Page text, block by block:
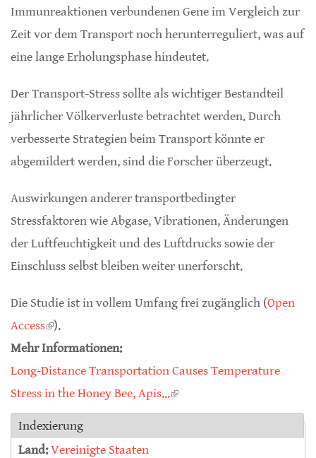
Immunreaktionen verbundenen Gene im Vergleich zur
Zeit vor dem Transport noch herunterreguliert, was auf
eine lange Erholungsphase hindeutet.
Der Transport-Stress sollte als wichtiger Bestandteil
jährlicher Völkerverluste betrachtet werden. Durch
verbesserte Strategien beim Transport könnte er
abgemildert werden, sind die Forscher überzeugt.
Auswirkungen anderer transportbedingter
Stressfaktoren wie Abgase, Vibrationen, Änderungen
der Luftfeuchtigkeit und des Luftdrucks sowie der
Einschluss selbst bleiben weiter unerforscht.
Die Studie ist in vollem Umfang frei zugänglich (Open
Access(link is external)
).
Mehr Informationen:
Long-Distance Transportation Causes Temperature
Stress in the Honey Bee, Apis...(link is external)
Indexierung
Land:Vereinigte Staaten